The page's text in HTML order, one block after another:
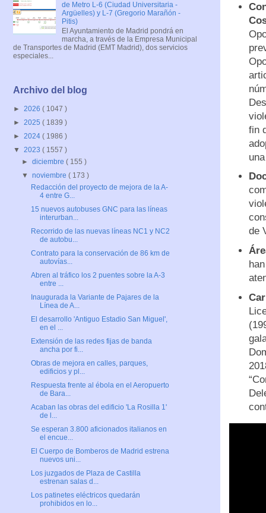
fin
de
de Metro L-6 (Ciudad Universitaria -
Argüelles) y L-7 (Gregorio Marañón -
Pitis)
El Ayuntamiento de Madrid pondrá en
marcha, a través de la Empresa Municipal
de Transportes de Madrid (EMT Madrid), dos servicios
especiales...
Archivo del blog
► 2026 ( 1047 )
► 2025 ( 1839 )
► 2024 ( 1986 )
▼ 2023 ( 1557 )
►diciembre( 155 )
▼noviembre( 173 )
Redacción del proyecto de mejora de la A-
4 entre G...
15 nuevos autobuses GNC para las líneas
interurban...
Recorrido de las nuevas líneas NC1 y NC2
de autobu...
Contrato para la conservación de 86 km de
autovías...
Abren al tráfico los 2 puentes sobre la A-3
entre ...
Inaugurada la Variante de Pajares de la
Línea de A...
El desarrollo 'Antiguo Estadio San Miguel',
en el ...
Extensión de las redes fijas de banda
ancha por fi...
Obras de mejora en calles, parques,
edificios y pl...
Respuesta frente al ébola en el Aeropuerto
de Bara...
Acaban las obras del edificio ​'La Rosilla 1'
de l...
Se esperan 3.800 aficionados italianos en
el encue...
El Cuerpo de Bomberos de Madrid estrena
nuevos uni...
Los juzgados de Plaza de Castilla
estrenan salas d...
Los patinetes eléctricos quedarán
prohibidos en lo...